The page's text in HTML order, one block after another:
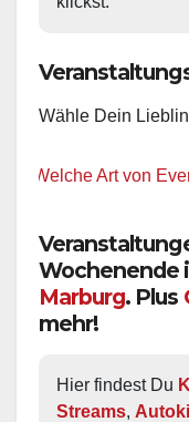
Wähle Dein
Art von Event
Wochenende
Marburg. Plus
mehr!
Hier findest Du
Streams,